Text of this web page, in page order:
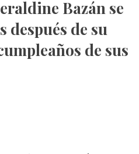
Bazán se
después de su
de sus